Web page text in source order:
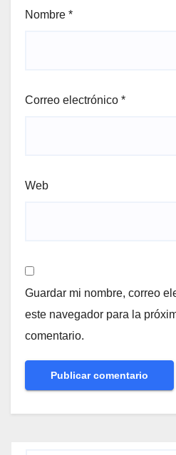
Nombre *
Correo electrónico *
Web
Guardar mi nombre, correo
este navegador para la
comentario.